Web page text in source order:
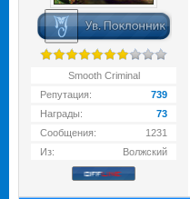
Smooth Criminal
Репутация:
739
Награды:
73
Сообщения:
1231
Из:
Волжский